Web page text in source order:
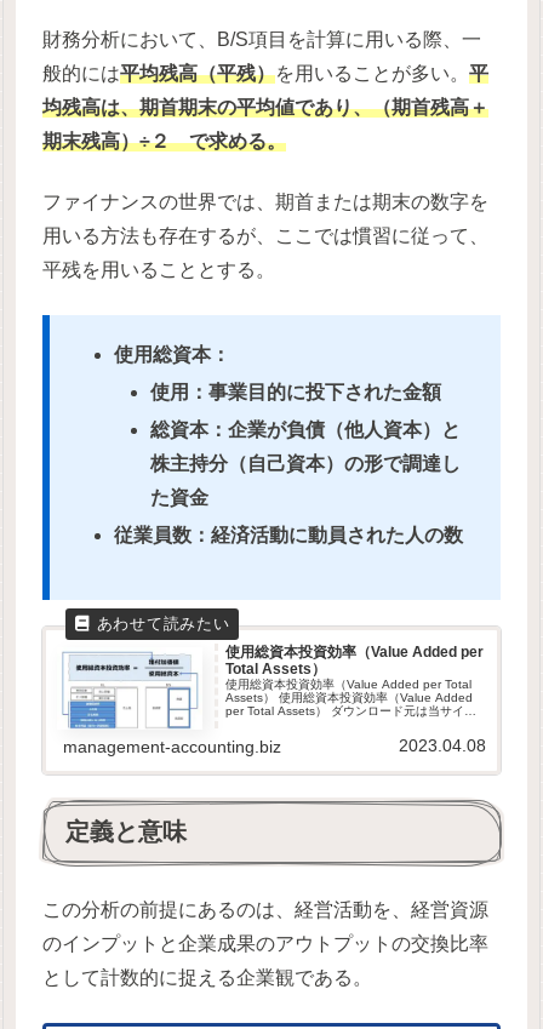
財務分析において、B/S項目を計算に用いる際、一
般的には平均残高（平残）を用いることが多い。平
均残高は、期首期末の平均値であり、（期首残高＋
期末残高）÷２で求める。
ファイナンスの世界では、期首または期末の数字を
用いる方法も存在するが、ここでは慣習に従って、
平残を用いることとする。
使用総資本：
使用：事業目的に投下された金額
総資本：企業が負債（他人資本）と
株主持分（自己資本）の形で調達し
た資金
従業員数：経済活動に動員された人の数
使用総資本投資効率（Value Added per
Total Assets）
使用総資本投資効率（Value Added per Total
Assets） 使用総資本投資効率（Value Added
per Total Assets） ダウンロード元は当サイト
セキュリティ...
management-accounting.biz 2023.04.08
定義と意味
この分析の前提にあるのは、経営活動を、経営資源
のインプットと企業成果のアウトプットの交換比率
として計数的に捉える企業観である。